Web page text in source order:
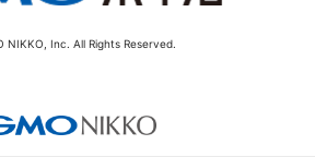
NIKKO, Inc. All Rights Reserved.